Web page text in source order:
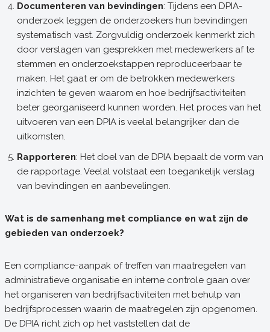
Documenteren van bevindingen: Tijdens een DPIA-
onderzoek leggen de onderzoekers hun bevindingen
systematisch vast. Zorgvuldig onderzoek kenmerkt zich
door verslagen van gesprekken met medewerkers af te
stemmen en onderzoekstappen reproduceerbaar te
maken. Het gaat er om de betrokken medewerkers
inzichten te geven waarom en hoe bedrijfsactiviteiten
beter georganiseerd kunnen worden. Het proces van het
uitvoeren van een DPIA is veelal belangrijker dan de
uitkomsten.
Rapporteren: Het doel van de DPIA bepaalt de vorm van
de rapportage. Veelal volstaat een toegankelijk verslag
van bevindingen en aanbevelingen.
Wat is de samenhang met compliance en wat zijn de
gebieden van onderzoek?
Een compliance-aanpak of treffen van maatregelen van
administratieve organisatie en interne controle gaan over
het organiseren van bedrijfsactiviteiten met behulp van
bedrijfsprocessen waarin de maatregelen zijn opgenomen.
De DPIA richt zich op het vaststellen dat de